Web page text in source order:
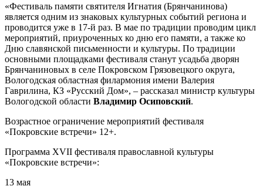
«Фестиваль памяти святителя Игнатия (Брянчанинова)
является одним из знаковых культурных событий региона и
проводится уже в 17-й раз. В мае по традиции проводим цикл
мероприятий, приуроченных ко дню его памяти, а также ко
Дню славянской письменности и культуры. По традиции
основными площадками фестиваля станут усадьба дворян
Брянчаниновых в селе Покровском Грязовецкого округа,
Вологодская областная филармония имени Валерия
Гаврилина, КЗ «Русский Дом», – рассказал министр культуры
Вологодской области Владимир Осиповский.
Возрастное ограничение мероприятий фестиваля
«Покровские встречи» 12+.
Программа XVII фестиваля православной культуры
«Покровские встречи»:
13 мая